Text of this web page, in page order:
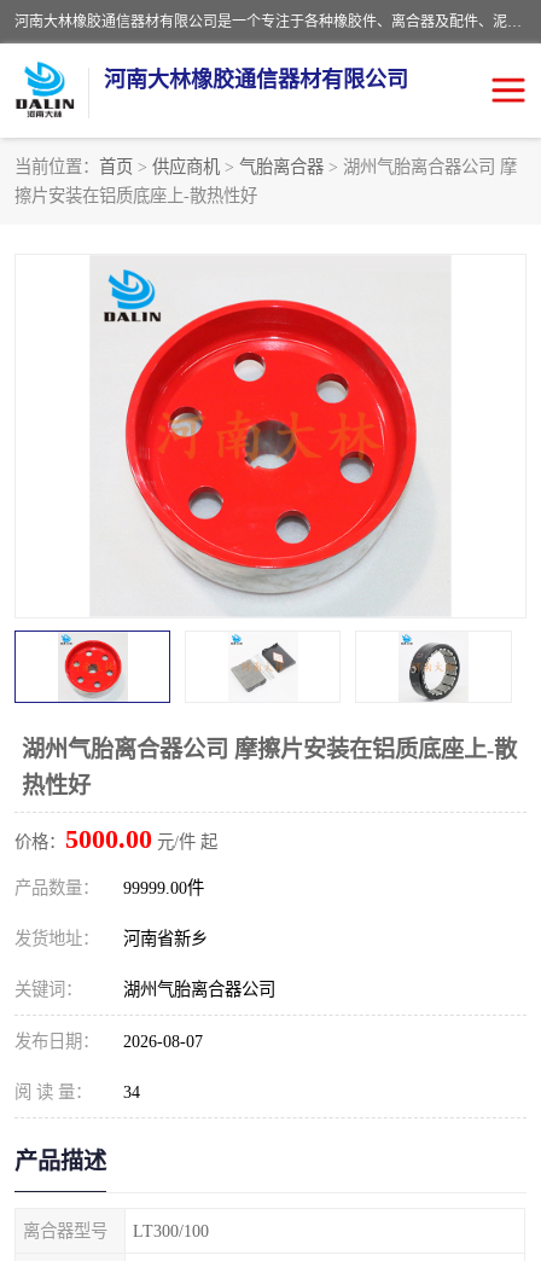
河南大林橡胶通信器材有限公司是一个专注于各种橡胶件、离合器及配件、泥浆泵及配件等产品设计制造和加工的企业。产品应用于矿山、冶金、石油、钢铁、化工、水泥、船舶、造纸、通用机械等各种大功率机械传动或制动装置。
河南大林橡胶通信器材有限公司
当前位置： 首页 > 供应商机 > 气胎离合器 > 湖州气胎离合器公司 摩
擦片安装在铝质底座上-散热性好
湖州气胎离合器公司 摩擦片安装在铝质底座上-散
热性好
价格： 5000.00 元/件 起
产品数量： 99999.00件
发货地址： 河南省新乡
关键词： 湖州气胎离合器公司
发布日期： 2026-08-07
阅 读 量： 34
产品描述
离合器型号 LT300/100
推盘离合器
VC离合器
PO隔膜离合器 气胎离合器
泥浆泵空气包胶囊 气动元件
DY隔膜式离合器 CB离合器
实芯轮胎
联轴器
橡胶件 液力端配件